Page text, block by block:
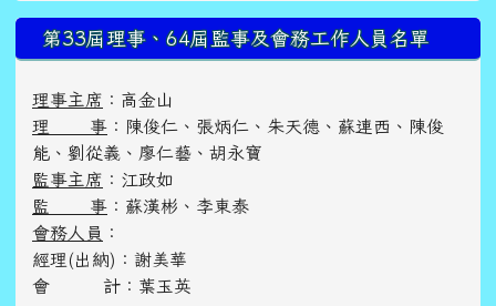
第33屆理事、64屆監事及會務工作人員名單
理事主席 ：高金山
理 事 ：陳俊仁、張炳仁、朱天德、蘇連西、陳俊
能、劉從義、廖仁藝、胡永寶
監事主席 ：江政如
監 事 ：蘇漢彬、李東泰
會務人員
：
經理(出納)：謝美華
會 計：葉玉英